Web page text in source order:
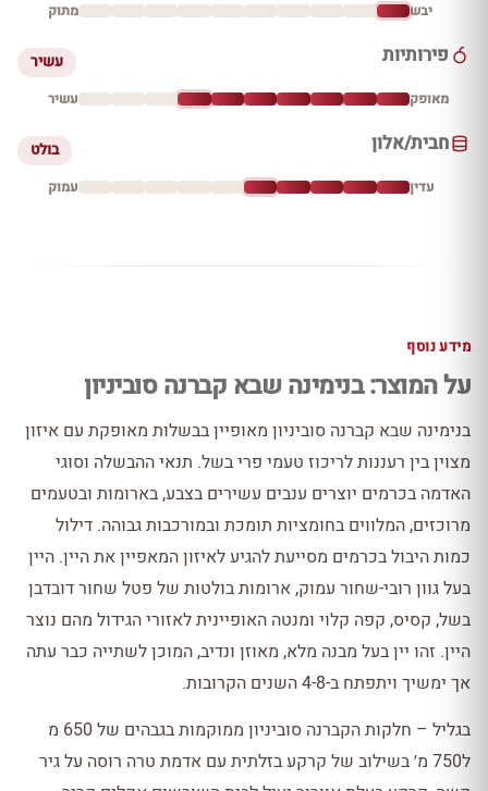
יבש מתוק
פירותיות עשיר
מאופק עשיר
חבית/אלון בולט
עדין עמוק
מידע נוסף
על המוצר: בנימינה שבא קברנה סוביניון
בנימינה שבא קברנה סוביניון מאופיין בבשלות מאופקת עם איזון
מצוין בין רעננות לריכוז טעמי פרי בשל. תנאי ההבשלה וסוגי
האדמה בכרמים יוצרים ענבים עשירים בצבע, בארומות ובטעמים
מרוכזים, המלווים בחומציות תומכת ובמורכבות גבוהה. דילול
כמות היבול בכרמים מסייעת להגיע לאיזון המאפיין את היין. היין
בעל גוון רובי-שחור עמוק, ארומות בולטות של פטל שחור דובדבן
בשל, קסיס, קפה קלוי ומנטה האופיינית לאזורי הגידול מהם נוצר
היין. זהו יין בעל מבנה מלא, מאוזן ונדיב, המוכן לשתייה כבר עתה
אך ימשיך ויתפתח ב-4-8 השנים הקרובות.
בגליל – חלקות הקברנה סוביניון ממוקמות בגבהים של 650 מ
ל750 מ׳ בשילוב של קרקע בזלתית עם אדמת טרה רוסה על גיר